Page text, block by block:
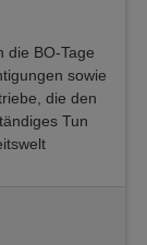
die BO-Tage
sowie
die den
Tun